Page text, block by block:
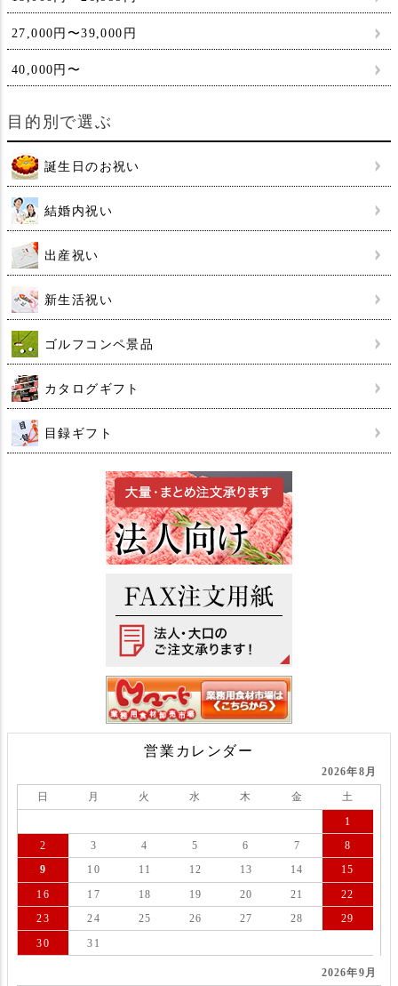
27,000円〜39,000円
40,000円〜
目的別で選ぶ
誕生日のお祝い
結婚内祝い
出産祝い
新生活祝い
ゴルフコンペ景品
カタログギフト
目録ギフト
営業カレンダー
2026年8月
日 月 火 水 木 金
土
1
2
3 4 5 6 7
8
9
10 11 12 13 14
15
16
17 18 19 20 21
22
23
24 25 26 27 28
29
30
31
2026年9月